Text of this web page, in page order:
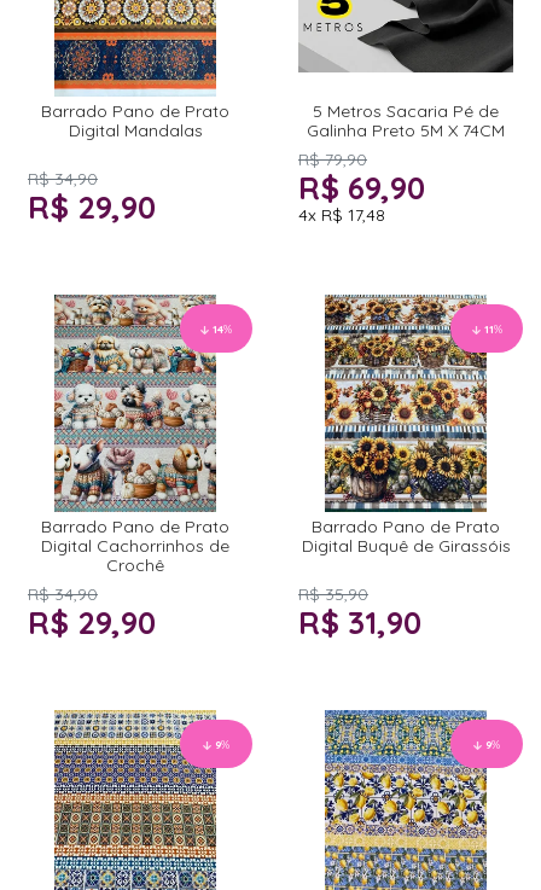
Barrado Pano de Prato
Digital Mandalas
R$ 34,90
R$ 29,90
5 Metros Sacaria Pé de
Galinha Preto 5M X 74CM
R$ 79,90
R$ 69,90
4x R$ 17,48
14%
Barrado Pano de Prato
Digital Cachorrinhos de
Crochê
R$ 34,90
R$ 29,90
11%
Barrado Pano de Prato
Digital Buquê de Girassóis
R$ 35,90
R$ 31,90
9% 9%